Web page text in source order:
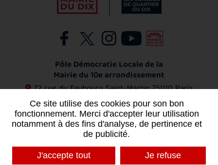
Pôle Démocratie Locale de la
Mairie du 10e arrondissement
72 rue du Faubourg Saint-Martin75010 Paris
01 53 72 11 53
Contact
Ce site utilise des cookies pour son bon
fonctionnement. Merci d'accepter leur utilisation
notamment à des fins d'analyse, de pertinence et
de publicité.
J'accepte tout Je refuse